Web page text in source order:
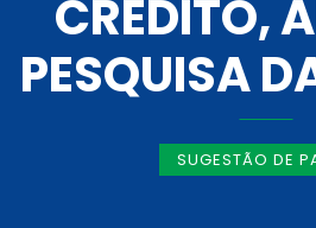
CRÉDITO,
PESQUISA
SUGESTÃO DE